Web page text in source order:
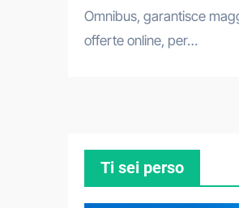
Omnibus, garantisce
offerte online, per…
Ti sei perso